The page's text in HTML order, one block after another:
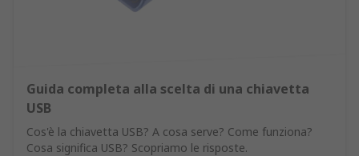
Guida completa alla scelta di una chiavetta
USB
Cos'è la chiavetta USB? A cosa serve? Come funziona?
Cosa significa USB? Scopriamo le risposte.